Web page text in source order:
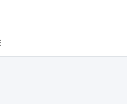
Toggle navigation